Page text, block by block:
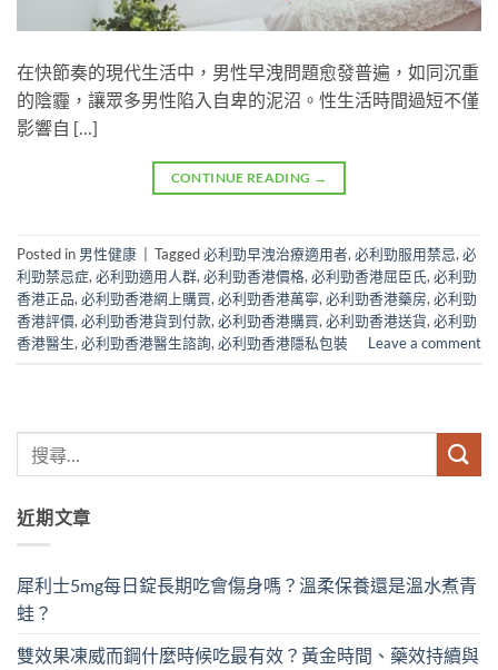
在快節奏的現代生活中，男性早洩問題愈發普遍，如同沉重
的陰霾，讓眾多男性陷入自卑的泥沼。性生活時間過短不僅
影響自 […]
CONTINUE READING →
Posted in 男性健康 Tagged必利勁早洩治療適用者,必利勁服用禁忌,必
利勁禁忌症,必利勁適用人群,必利勁香港價格,必利勁香港屈臣氏,必利勁
香港正品,必利勁香港網上購買,必利勁香港萬寧,必利勁香港藥房,必利勁
香港評價,必利勁香港貨到付款,必利勁香港購買,必利勁香港送貨,必利勁
香港醫生,必利勁香港醫生諮詢,必利勁香港隱私包裝 Leave a comment
近期文章
犀利士5mg每日錠長期吃會傷身嗎？溫柔保養還是溫水煮青
蛙？
雙效果凍威而鋼什麼時候吃最有效？黃金時間、藥效持續與